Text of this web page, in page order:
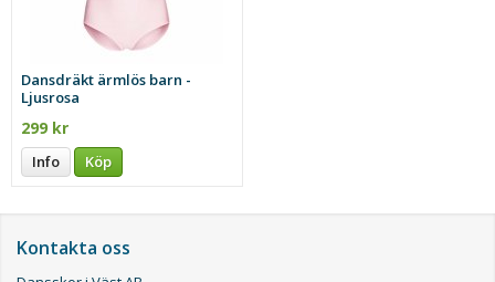
Dansdräkt ärmlös barn -
Ljusrosa
299 kr
Info Köp
Kontakta oss